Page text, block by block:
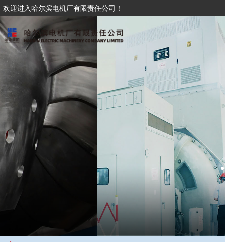
欢迎进入哈尔滨电机厂有限责任公司！
追
自
Pursuing
strive to